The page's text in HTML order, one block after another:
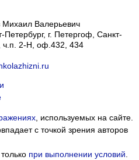
Валерьевич
Петербург, г. Петергоф Санкт-
ч.п. 2-Н, оф.432, 434
, используемых на сайте.
с точкой зрения авторов
при выполнении условий